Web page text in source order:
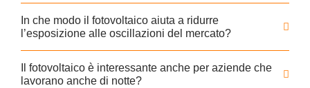
In che modo il fotovoltaico aiuta a ridurre
l’esposizione alle oscillazioni del mercato?
Il fotovoltaico è interessante anche per aziende che
lavorano anche di notte?